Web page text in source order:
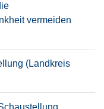
vermeiden
(Landkreis